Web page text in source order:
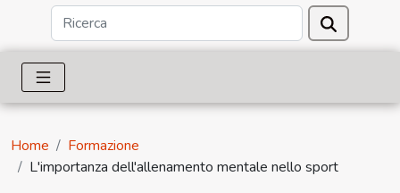
Home
Formazione
L'importanza dell'allenamento mentale nello sport